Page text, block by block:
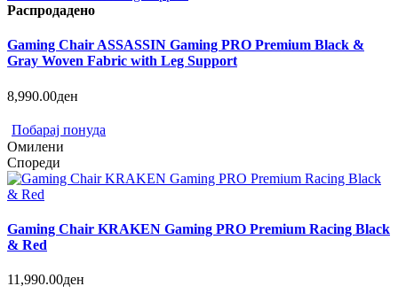
Распродадено
Gaming Chair ASSASSIN Gaming PRO Premium Black &
Gray Woven Fabric with Leg Support
8,990.00ден
Побарај понуда
Омилени
Спореди
Gaming Chair KRAKEN Gaming PRO Premium Racing Black
& Red
11,990.00ден